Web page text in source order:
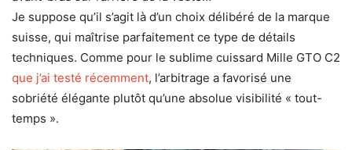
Je suppose qu’il s’agit là d’un choix délibéré de la marque
suisse, qui maîtrise parfaitement ce type de détails
techniques. Comme pour le sublime cuissard Mille GTO C2
que j’ai testé récemment, l’arbitrage a favorisé une
sobriété élégante plutôt qu’une absolue visibilité « tout-
temps ».